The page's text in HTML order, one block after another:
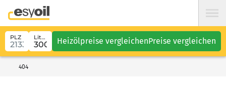
PLZ Liter Heizölpreise vergleichenPreise vergleichen
404